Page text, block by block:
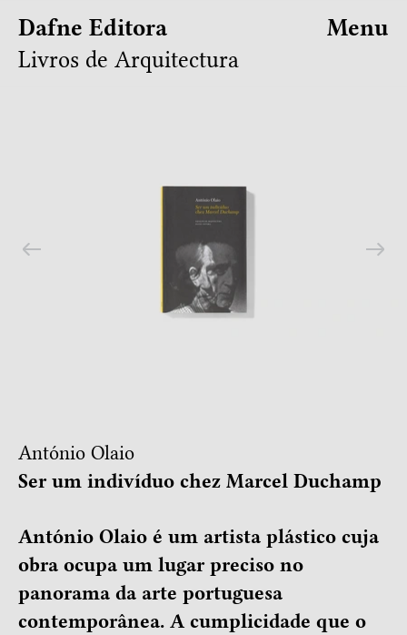
Dafne Editora
Livros de Arquitectura
Menu
António Olaio
Ser um indivíduo chez Marcel Duchamp
António Olaio é um artista plástico cuja
obra ocupa um lugar preciso no
panorama da arte portuguesa
contemporânea. A cumplicidade que o